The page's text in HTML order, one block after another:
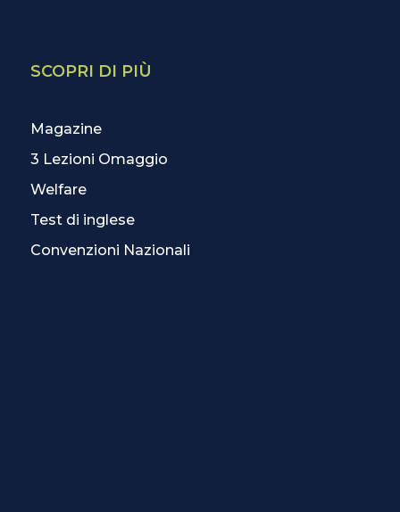
SCOPRI DI PIÙ
Magazine
3 Lezioni Omaggio
Welfare
Test di inglese
Convenzioni Nazionali